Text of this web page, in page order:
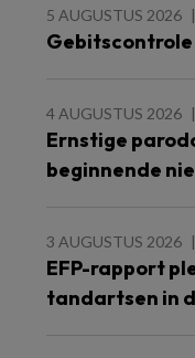
5 AUGUSTUS 2026
4 AUGUSTUS 2026
Ernstige
beginnende
3 AUGUSTUS 2026
EFP-rapport
tandartsen in